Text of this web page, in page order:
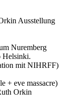
Ausstellung
Nuremberg
Helsinki.
mit NIHRFF)
+ eve massacre)
Orkin